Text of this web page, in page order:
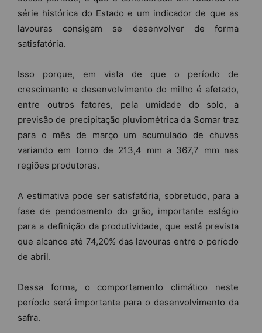
série histórica do Estado e um indicador de que as
lavouras consigam se desenvolver de forma
satisfatória.
Isso porque, em vista de que o período de
crescimento e desenvolvimento do milho é afetado,
entre outros fatores, pela umidade do solo, a
previsão de precipitação pluviométrica da Somar traz
para o mês de março um acumulado de chuvas
variando em torno de 213,4 mm a 367,7 mm nas
regiões produtoras.
A estimativa pode ser satisfatória, sobretudo, para a
fase de pendoamento do grão, importante estágio
para a definição da produtividade, que está prevista
que alcance até 74,20% das lavouras entre o período
de abril.
Dessa forma, o comportamento climático neste
período será importante para o desenvolvimento da
safra.